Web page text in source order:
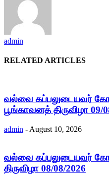
admin
RELATED ARTICLES
வல்வை கப்பலுடையவர்
பூங்காவனத் திருவிழா 09/
admin - August 10, 2026
வல்வை கப்பலுடையவர்
திருவிழா 08/08/2026